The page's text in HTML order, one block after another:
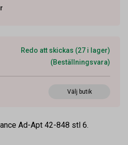
Redo att skickas (27 i lager)
(Beställningsvara)
Välj butik
Ad-Apt 42-848 stl 6.